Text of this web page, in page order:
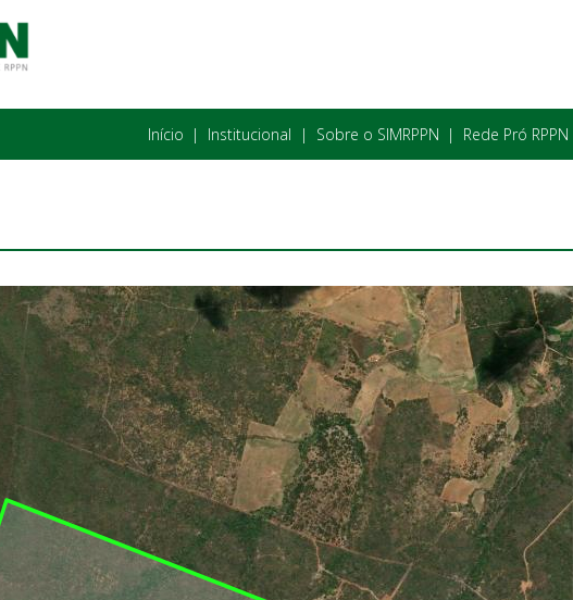
Início Institucional Sobre o SIMRPPN Rede Pró RPPN